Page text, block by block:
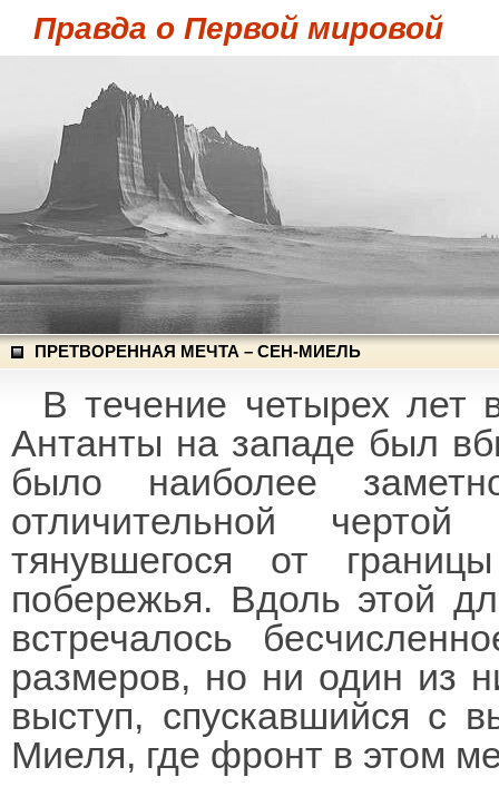
Правда о Первой мировой
ПРЕТВОРЕННАЯ МЕЧТА – СЕН-МИЕЛЬ
В течение четырех лет
Антанты на западе был
было наиболее
отличительной
тянувшегося от
побережья. Вдоль этой
встречалось
размеров, но ни один из
выступ, спускавшийся с
Миеля, где фронт в этом